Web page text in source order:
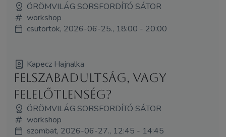
ÖRÖMVILÁG SORSFORDÍTÓ SÁTOR
workshop
csütörtök, 2026-06-25., 18:00 - 20:00
Kapecz Hajnalka
Felszabadultság, vagy
felelőtlenség?
ÖRÖMVILÁG SORSFORDÍTÓ SÁTOR
workshop
szombat, 2026-06-27., 12:45 - 14:45